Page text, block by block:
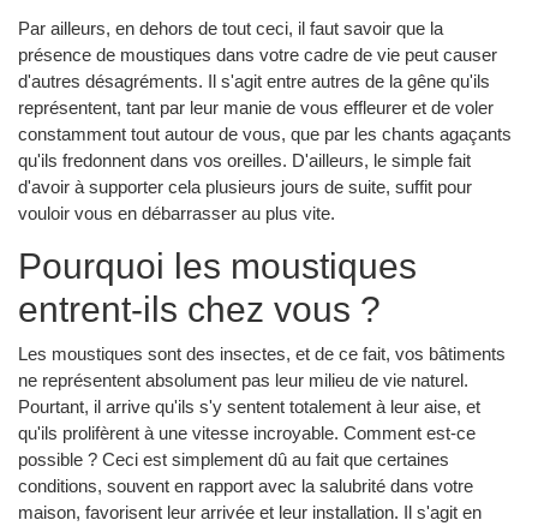
Par ailleurs, en dehors de tout ceci, il faut savoir que la
présence de moustiques dans votre cadre de vie peut causer
d'autres désagréments. Il s'agit entre autres de la gêne qu'ils
représentent, tant par leur manie de vous effleurer et de voler
constamment tout autour de vous, que par les chants agaçants
qu'ils fredonnent dans vos oreilles. D'ailleurs, le simple fait
d'avoir à supporter cela plusieurs jours de suite, suffit pour
vouloir vous en débarrasser au plus vite.
Pourquoi les moustiques
entrent-ils chez vous ?
Les moustiques sont des insectes, et de ce fait, vos bâtiments
ne représentent absolument pas leur milieu de vie naturel.
Pourtant, il arrive qu'ils s'y sentent totalement à leur aise, et
qu'ils prolifèrent à une vitesse incroyable. Comment est-ce
possible ? Ceci est simplement dû au fait que certaines
conditions, souvent en rapport avec la salubrité dans votre
maison, favorisent leur arrivée et leur installation. Il s'agit en